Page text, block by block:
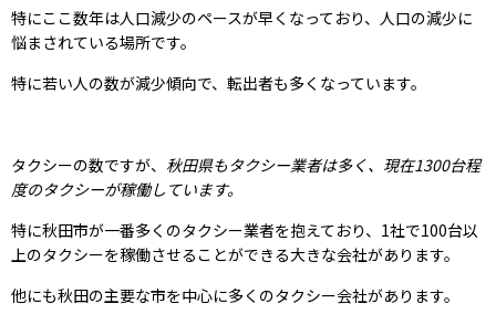
特にここ数年は人口減少のペースが早くなっており、人口の減少に
悩まされている場所です。
特に若い人の数が減少傾向で、転出者も多くなっています。
タクシーの数ですが、 秋田県もタクシー業者は多く、現在1300台程
度のタクシーが稼働しています。
特に秋田市が一番多くのタクシー業者を抱えており、1社で100台以
上のタクシーを稼働させることができる大きな会社があります。
他にも秋田の主要な市を中心に多くのタクシー会社があります。